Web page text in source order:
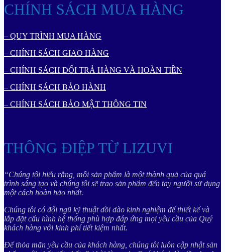
CHÍNH SÁCH MUA HÀNG
– QUY TRÌNH MUA HÀNG
– CHÍNH SÁCH GIAO HÀNG
– CHÍNH SÁCH ĐỔI TRẢ HÀNG VÀ HOÀN TIỀN
– CHÍNH SÁCH BẢO HÀNH
– CHÍNH SÁCH BẢO MẬT THÔNG TIN
THÔNG ĐIỆP TỪ LIZUVI
“Chúng tôi hiểu rằng, mỗi sản phẩm là một thành quả của quá
trình sáng tạo và chúng tôi sẽ trao sản phẩm đến tay người sử dụng
một cách hoàn hảo nhất.
Chúng tôi có đội ngũ kỹ thuật dồi dào kinh nghiệm để thiết kế và
lắp đặt cấu hình hệ thống phù hợp đáp ứng mọi yêu cầu của Quý
khách hàng với kinh phí tiết kiệm nhất.
Để thỏa mãn yêu cầu của khách hàng, chúng tôi luôn cập nhật sản